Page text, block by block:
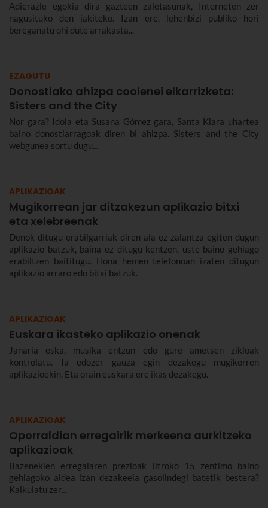
Adierazle egokia dira gazteen zaletasunak, Interneten zer
nagusituko den jakiteko. Izan ere, lehenbizi publiko hori
bereganatu ohi dute arrakasta...
EZAGUTU
Donostiako ahizpa coolenei elkarrizketa:
Sisters and the City
Nor gara? Idoia eta Susana Gómez gara, Santa Klara uhartea
baino donostiarragoak diren bi ahizpa. Sisters and the City
webgunea sortu dugu...
APLIKAZIOAK
Mugikorrean jar ditzakezun aplikazio bitxi
eta xelebreenak
Denok ditugu erabilgarriak diren ala ez zalantza egiten dugun
aplikazio batzuk, baina ez ditugu kentzen, uste baino gehiago
erabiltzen baititugu. Hona hemen telefonoan izaten ditugun
aplikazio arraro edo bitxi batzuk.
APLIKAZIOAK
Euskara ikasteko aplikazio onenak
Janaria eska, musika entzun edo gure ametsen zikloak
kontrolatu. Ia edozer gauza egin dezakegu mugikorren
aplikazioekin. Eta orain euskara ere ikas dezakegu.
APLIKAZIOAK
Oporraldian erregairik merkeena aurkitzeko
aplikazioak
Bazenekien erregaiaren prezioak litroko 15 zentimo baino
gehiagoko aldea izan dezakeela gasolindegi batetik bestera?
Kalkulatu zer...